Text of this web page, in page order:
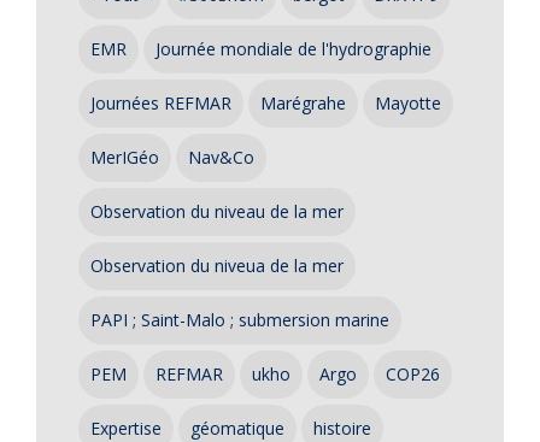
EMR Journée mondiale de l'hydrographie
Journées REFMAR Marégrahe Mayotte
MerIGéo Nav&Co
Observation du niveau de la mer
Observation du niveua de la mer
PAPI ; Saint-Malo ; submersion marine
PEM REFMAR ukho Argo COP26
Expertise géomatique histoire